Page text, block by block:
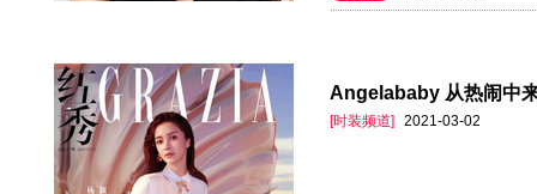
Angelababy 从热闹中
[时装频道] 2021-03-02